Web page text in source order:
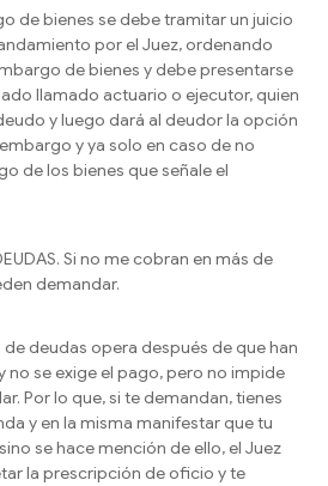
de bienes se debe tramitar un juicio
por el Juez, ordenando
de bienes y debe presentarse
llamado actuario o ejecutor, quien
y luego dará al deudor la opción
y ya solo en caso de no
de los bienes que señale el
Si no me cobran en más de
demandar.
deudas opera después de que han
no se exige el pago, pero no impide
Por lo que, si te demandan, tienes
y en la misma manifestar que tu
se hace mención de ello, el Juez
la prescripción de oficio y te